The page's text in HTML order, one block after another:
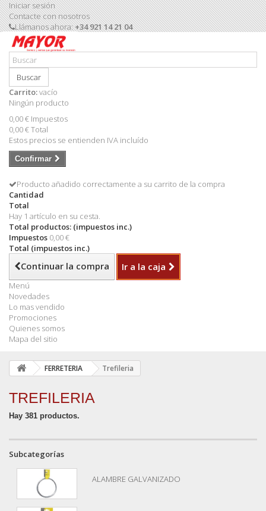
Iniciar sesión
Contacte con nosotros
Llámanos ahora:+34 921 14 21 04
Buscar
Carrito:vacío
Ningún producto
0,00 € Impuestos
0,00 €Total
Estos precios se entienden IVA incluído
Confirmar
Producto añadido correctamente a su carrito de la compra
Cantidad
Total
Hay 1 artículo en su cesta.
Total productos: (impuestos inc.)
Impuestos 0,00 €
Total (impuestos inc.)
Continuar la compra Ir a la caja
Menú
Novedades
Lo mas vendido
Promociones
Quienes somos
Mapa del sitio
FERRETERIA Trefileria
TREFILERIA
Hay 381 productos.
Subcategorías
ALAMBRE GALVANIZADO